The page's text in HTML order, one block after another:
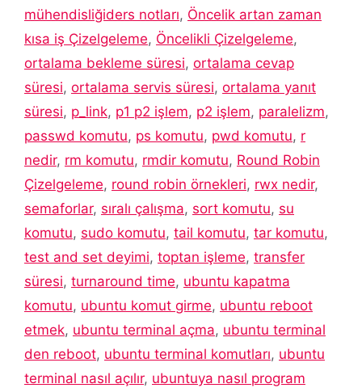
mühendisliğiders notları, Öncelik artan zaman
kısa iş Çizelgeleme, Öncelikli Çizelgeleme,
ortalama bekleme süresi, ortalama cevap
süresi, ortalama servis süresi, ortalama yanıt
süresi, p_link, p1 p2 işlem, p2 işlem, paralelizm,
passwd komutu, ps komutu, pwd komutu, r
nedir, rm komutu, rmdir komutu, Round Robin
Çizelgeleme, round robin örnekleri, rwx nedir,
semaforlar, sıralı çalışma, sort komutu, su
komutu, sudo komutu, tail komutu, tar komutu,
test and set deyimi, toptan işleme, transfer
süresi, turnaround time, ubuntu kapatma
komutu, ubuntu komut girme, ubuntu reboot
etmek, ubuntu terminal açma, ubuntu terminal
den reboot, ubuntu terminal komutları, ubuntu
terminal nasıl açılır, ubuntuya nasıl program